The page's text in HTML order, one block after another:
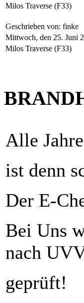
Milos Traverse (F33)
Geschrieben von: finke
Mittwoch, den 25. Juni
Milos Traverse (F33)
Alle
ist denn
Der E-
Bei Uns
nach
geprüft!